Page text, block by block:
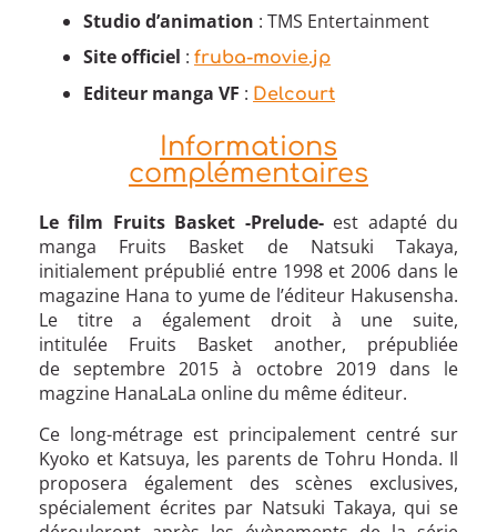
Studio d’animation : TMS Entertainment
Site officiel : fruba-movie.jp
Editeur manga VF : Delcourt
Informations
complémentaires
Le film Fruits Basket -Prelude-est adapté du
manga Fruits Basket de Natsuki Takaya,
initialement prépublié entre 1998 et 2006 dans le
magazine Hana to yume de l’éditeur Hakusensha.
Le titre a également droit à une suite,
intitulée Fruits Basket another, prépubliée
de septembre 2015 à octobre 2019 dans le
magzine HanaLaLa online du même éditeur.
Ce long-métrage est principalement centré sur
Kyoko et Katsuya, les parents de Tohru Honda. Il
proposera également des scènes exclusives,
spécialement écrites par Natsuki Takaya, qui se